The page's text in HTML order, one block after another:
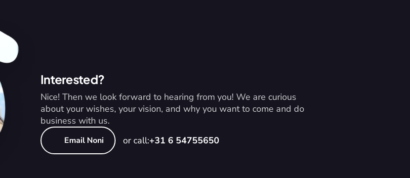
Interested?
Nice! Then we look forward to hearing from you! We are curious
about your wishes, your vision, and why you want to come and do
business with us.
Email Noni or call:+31 6 54755650